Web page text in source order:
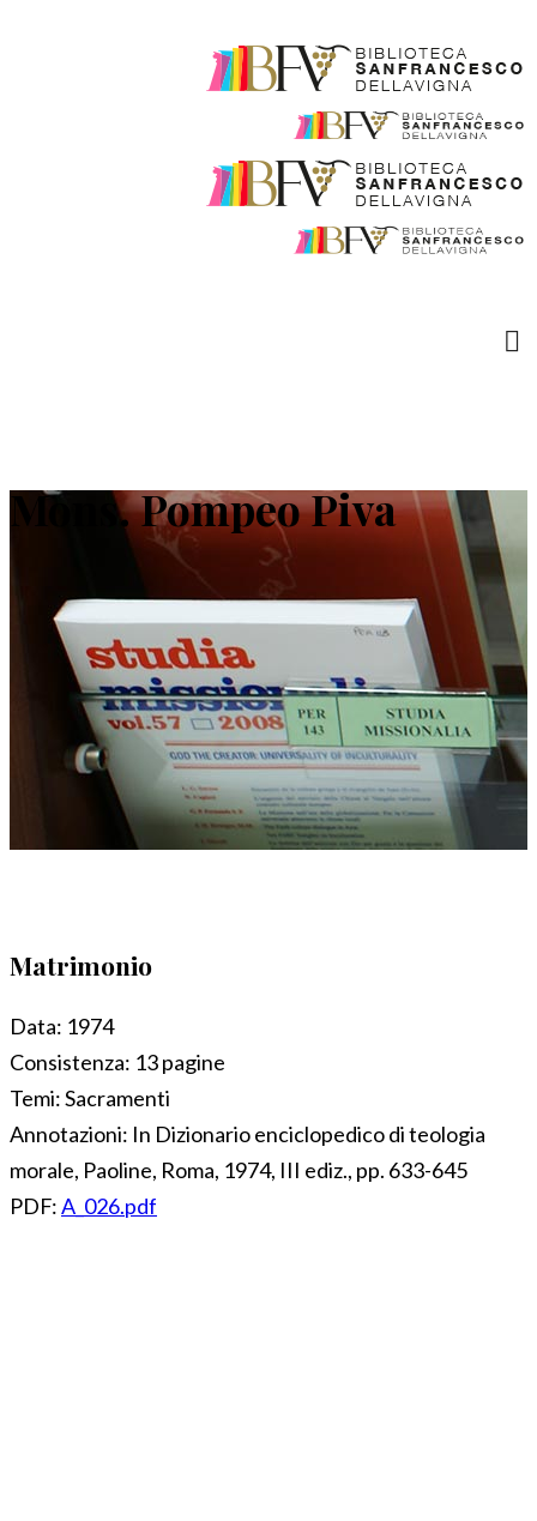
Mons. Pompeo Piva
Matrimonio
Data: 1974
Consistenza: 13 pagine
Temi:Sacramenti
Annotazioni: In Dizionario enciclopedico di teologia
morale, Paoline, Roma, 1974, III ediz., pp. 633-645
PDF:A_026.pdf